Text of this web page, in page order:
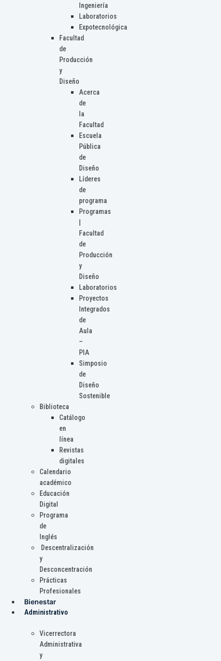
Ingeniería
Laboratorios
Expotecnológica
Facultad
de
Producción
y
Diseño
Acerca
de
la
Facultad
Escuela
Pública
de
Diseño
Líderes
de
programa
Programas
Facultad
de
Producción
y
Diseño
Laboratorios
Proyectos
Integrados
de
Aula
–
PIA
Simposio
de
Diseño
Sostenible
Biblioteca
Catálogo
en
línea
Revistas
digitales
Calendario
académico
Educación
Digital
Programa
de
Inglés
Descentralización
y
Desconcentración
Prácticas
Profesionales
Bienestar
Administrativo
Vicerrectora
Administrativa
y